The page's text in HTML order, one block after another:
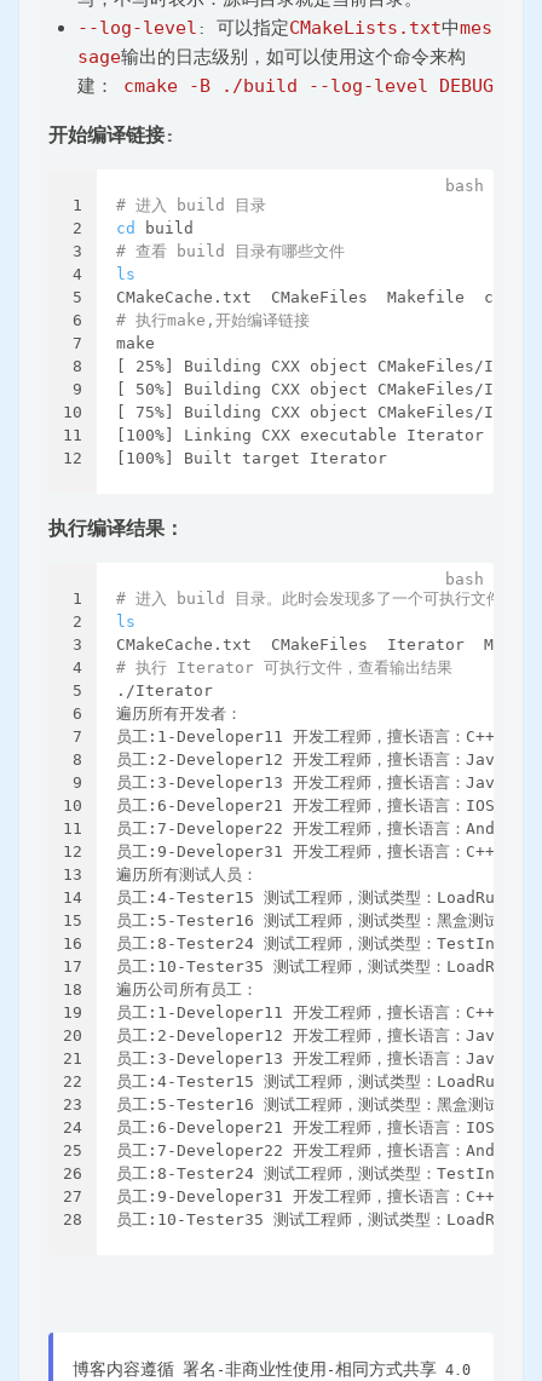
--log-level: 可以指定CMakeLists.txt中mes
sage输出的日志级别，如可以使用这个命令来构
建： cmake -B ./build --log-level DEBUG
开始编译链接:
1
2
3
4
5
6
7
8
9
10
11
12
# 进入 build 目录
cd
build
# 查看 build 目录有哪些文件
ls
CMakeCache.txt  CMakeFiles  Makefile
# 执行make,开始编译链接
make
[ 25%] Building CXX object CMakeFiles/
[ 50%] Building CXX object CMakeFiles/
[ 75%] Building CXX object CMakeFiles/
[100%] Linking CXX executable Iterator
[100%] Built target Iterator
执行编译结果：
1
2
3
4
5
6
7
8
9
10
11
12
13
14
15
16
17
18
19
20
21
22
23
24
25
26
27
28
# 进入 build 目录。此时会发现多了一个可执行文件
ls
CMakeCache.txt  CMakeFiles  Iterator
# 执行 Iterator 可执行文件，查看输出结果
./Iterator
遍历所有开发者：
员工:1-Developer11 开发工程师，擅长语言：C++，负责
员工:2-Developer12 开发工程师，擅长语言：Java，负
员工:3-Developer13 开发工程师，擅长语言：
员工:6-Developer21 开发工程师，擅长语言：IOS，负责
员工:7-Developer22 开发工程师，擅长语言：Android
员工:9-Developer31 开发工程师，擅长语言：C++，负责
遍历所有测试人员：
员工:4-Tester15 测试工程师，测试类型：LoadRunner
员工:5-Tester16 测试工程师，测试类型：黑盒测试
员工:8-Tester24 测试工程师，测试类型：TestIn
员工:10-Tester35 测试工程师，测试类型：LoadRunner
遍历公司所有员工：
员工:1-Developer11 开发工程师，擅长语言：C++，负责
员工:2-Developer12 开发工程师，擅长语言：Java，负
员工:3-Developer13 开发工程师，擅长语言：
员工:4-Tester15 测试工程师，测试类型：LoadRunner
员工:5-Tester16 测试工程师，测试类型：黑盒测试
员工:6-Developer21 开发工程师，擅长语言：IOS，负责
员工:7-Developer22 开发工程师，擅长语言：Android
员工:8-Tester24 测试工程师，测试类型：TestIn
员工:9-Developer31 开发工程师，擅长语言：C++，负责
员工:10-Tester35 测试工程师，测试类型：LoadRunner
博客内容遵循 署名-非商业性使用-相同方式共享 4.0